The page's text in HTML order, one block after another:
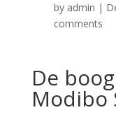
by admin |
comments
De
Modibo